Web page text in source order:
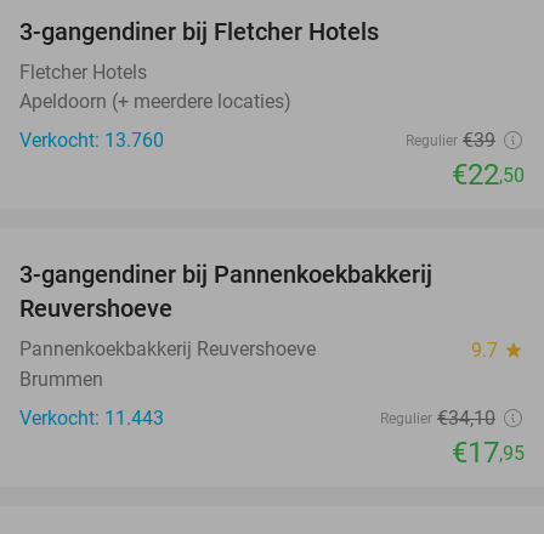
3-gangendiner bij Fletcher Hotels
Fletcher Hotels
Apeldoorn (+ meerdere locaties)
Verkocht: 13.760
Regulier €39
€22,50
3-gangendiner bij Pannenkoekbakkerij
Reuvershoeve
Pannenkoekbakkerij Reuvershoeve 9.7 star
Brummen
Verkocht: 11.443
Regulier €34,10
€17,95